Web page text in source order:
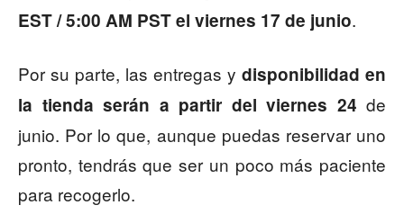
EST / 5:00 AM PST el viernes 17 de junio.
Por su parte, las entregas y disponibilidad en
la tienda serán a partir del viernes 24 de
junio. Por lo que, aunque puedas reservar uno
pronto, tendrás que ser un poco más paciente
para recogerlo.